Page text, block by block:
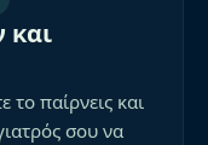
και
το παίρνεις και
σου να